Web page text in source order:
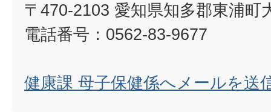
〒470-2103 愛知県知多郡東浦町
電話番号：0562-83-9677
健康課 母子保健係へメールを送